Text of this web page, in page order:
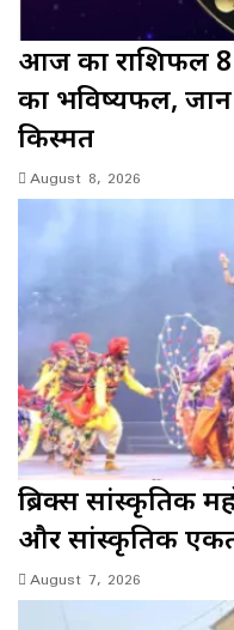
आज का राशिफल 8
का भविष्यफल,
किस्मत
August 8, 2026
ब्रिक्स सांस्कृतिक
और सांस्कृतिक
August 7, 2026